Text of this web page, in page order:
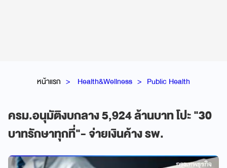
หน้าแรก Health&Wellness Public Health
ครม.อนุมัติงบกลาง 5,924 ล้านบาท โปะ "30
บาทรักษาทุกที่"- จ่ายเงินค้าง รพ.